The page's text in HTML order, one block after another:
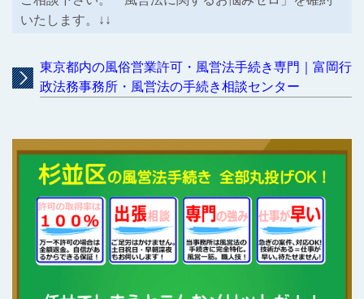
いたします。↓↓
東京都内の風俗営業許可・風営法手続き専門｜富岡行
政法務事務所・風営法の手続き相談センター